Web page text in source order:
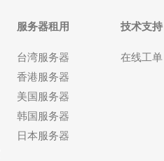
服务器租用
台湾服务器
香港服务器
美国服务器
韩国服务器
日本服务器
技术支持
在线工单